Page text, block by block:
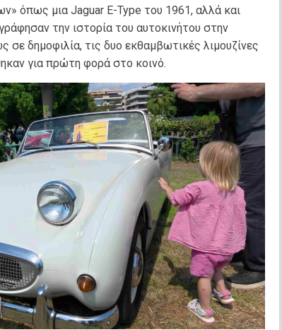
όπως μια Jaguar E-Type του 1961, αλλά και
την ιστορία του αυτοκινήτου στην
σε δημοφιλία, τις δυο εκθαμβωτικές λιμουζίνες
για πρώτη φορά στο κοινό.